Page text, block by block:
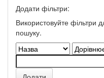
Додати фільтри:
Використовуйте фільтри
пошуку.